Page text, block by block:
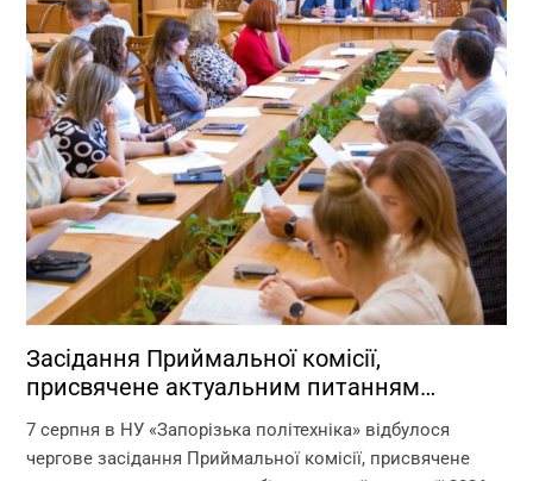
Засідання Приймальної комісії,
присвячене актуальним питанням
перебігу вступної кампанії 2026 року
7 серпня в НУ «Запорізька політехніка» відбулося
чергове засідання Приймальної комісії, присвячене